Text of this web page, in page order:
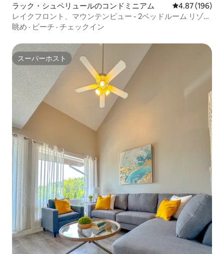
ラック・シュペリュールのコンドミニアム レビュー196
4.87 (196)
レイクフロント、マウンテンビュー - 2ベッドルーム リゾー
トスイート
眺め · ビーチ · チェックイン
スーパーホスト
スーパーホスト